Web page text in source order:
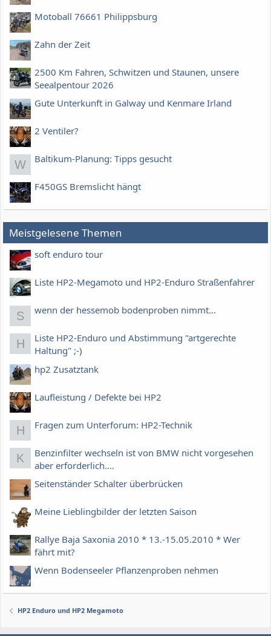
Motoball 76661 Philippsburg
Zahn der Zeit
2500 Km Fahren, Schwitzen und Staunen, unsere
Seealpentour 2026
Gute Unterkunft in Galway und Kenmare Irland
2 Ventiler?
W Baltikum-Planung: Tipps gesucht
F450GS Bremslicht hängt
Meistgelesene Themen
soft enduro tour
Liste HP2-Megamoto und HP2-Enduro Straßenfahrer
S wenn der hessemob bodenproben nimmt...
H
Liste HP2-Enduro und Abstimmung "artgerechte
Haltung" ;-)
hp2 Zusatztank
Laufleistung / Defekte bei HP2
H Fragen zum Unterforum: HP2-Technik
K
Benzinfilter wechseln ist von BMW nicht vorgesehen
aber erforderlich....
Seitenständer Schalter überbrücken
Meine Lieblingbilder der letzten Saison
Rallye Baja Saxonia 2010 * 13.-15.05.2010 * Wer
fährt mit?
Wenn Bodenseeler Pflanzenproben nehmen
HP2 Enduro und HP2 Megamoto